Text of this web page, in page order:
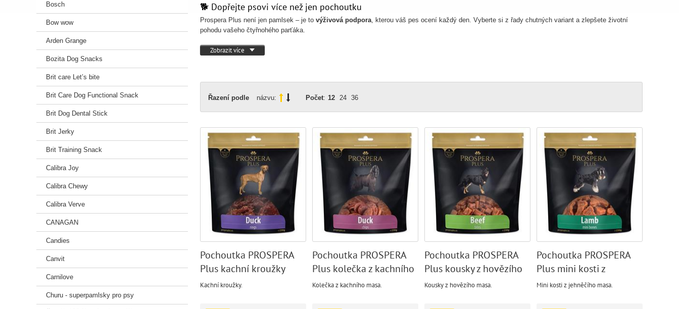
🐕 Dopřejte psovi více než jen pochoutku
Prospera Plus není jen pamlsek – je to výživová podpora, kterou váš pes ocení každý den. Vyberte si z řady chutných variant a zlepšete životní
pohodu vašeho čtyřnohého parťáka.
Zobrazit více
Řazení podle názvu: Počet: 12 24 36
Pochoutka PROSPERA
Plus kachní kroužky
Kachní kroužky.
Pochoutka PROSPERA
Plus kolečka z kachního
masa
Kolečka z kachního masa.
Pochoutka PROSPERA
Plus kousky z hovězího
masa
Kousky z hovězího masa.
Pochoutka PROSPERA
Plus mini kosti z
jehněčího masa
Mini kosti z jehněčího masa.
Bosch
Bow wow
Arden Grange
Bozita Dog Snacks
Brit care Let’s bite
Brit Care Dog Functional Snack
Brit Dog Dental Stick
Brit Jerky
Brit Training Snack
Calibra Joy
Calibra Chewy
Calibra Verve
CANAGAN
Candies
Canvit
Carnilove
Churu - superpamlsky pro psy